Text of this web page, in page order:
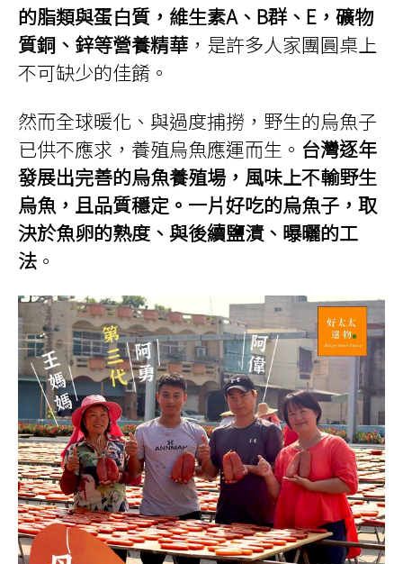
的脂類與蛋白質，維生素A、B群、E，礦物
質銅、鋅等營養精華 ，是許多人家團圓桌上
不可缺少的佳餚。
然而全球暖化、與過度捕撈，野生的烏魚子
已供不應求，養殖烏魚應運而生。 台灣逐年
發展出完善的烏魚養殖場，風味上不輸野生
烏魚，且品質穩定。一片好吃的烏魚子，取
決於魚卵的熟度、與後續鹽漬、曝曬的工
法 。